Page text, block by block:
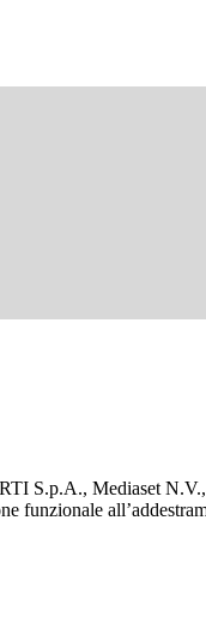
S.p.A., Mediaset N.V.,
funzionale